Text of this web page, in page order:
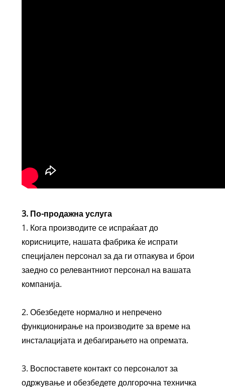
3. По-продажна услуга
1. Кога производите се испраќаат до
корисниците, нашата фабрика ќе испрати
специјален персонал за да ги отпакува и брои
заедно со релевантниот персонал на вашата
компанија.
2. Обезбедете нормално и непречено
функционирање на производите за време на
инсталацијата и дебагирањето на опремата.
3. Воспоставете контакт со персоналот за
одржување и обезбедете долгорочна техничка